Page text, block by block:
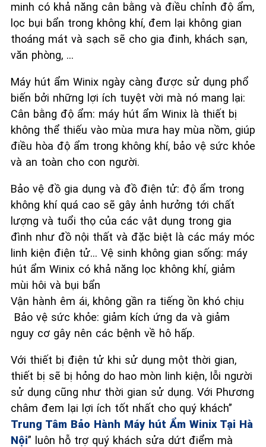
minh có khả năng cân bằng và điều chỉnh độ ẩm,
lọc bụi bẩn trong không khí, đem lại không gian
thoáng mát và sạch sẽ cho gia đinh, khách sạn,
văn phòng, ...
Máy hút ẩm Winix ngày càng được sử dụng phổ
biến bởi những lợi ích tuyệt vời mà nó mang lại:
Cân bằng độ ẩm: máy hút ẩm Winix là thiết bị
không thể thiếu vào mùa mưa hay mùa nồm, giúp
điều hòa độ ẩm trong không khí, bảo vệ sức khỏe
và an toàn cho con người.
Bảo vệ đồ gia dụng và đồ điện tử: độ ẩm trong
không khí quá cao sẽ gây ảnh hưởng tới chất
lượng và tuổi thọ của các vật dụng trong gia
đình như đồ nội thất và đặc biệt là các máy móc
linh kiện điện tử… Vệ sinh không gian sống: máy
hút ẩm Winix có khả năng lọc không khí, giảm
mùi hôi và bụi bẩn
Vận hành êm ái, không gần ra tiếng ồn khó chịu
Bảo vệ sức khỏe: giảm kích ứng da và giảm
nguy cơ gây nên các bệnh về hô hấp.
Với thiết bị điện tử khi sử dụng một thời gian,
thiết bị sẽ bị hỏng do hao mòn linh kiện, lỗi người
sử dụng cũng như thời gian sử dụng. Với Phương
châm đem lại lợi ích tốt nhất cho quý khách”
Trung Tâm Bảo Hành Máy hút Ẩm Winix Tại Hà
Nội” luôn hỗ trợ quý khách sửa dứt điểm mà